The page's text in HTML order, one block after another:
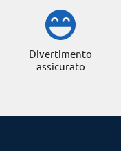
Divertimento
assicurato